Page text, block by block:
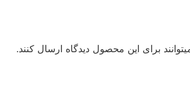
برای این محصول دیدگاه ارسال کنند.